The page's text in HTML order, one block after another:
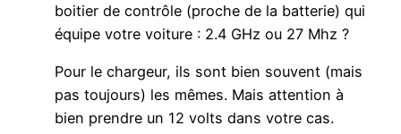
boitier de contrôle (proche de la batterie) qui
équipe votre voiture : 2.4 GHz ou 27 Mhz ?
Pour le chargeur, ils sont bien souvent (mais
pas toujours) les mêmes. Mais attention à
bien prendre un 12 volts dans votre cas.